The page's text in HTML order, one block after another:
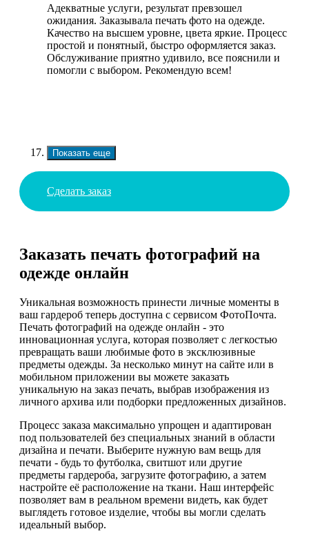
Адекватные услуги, результат превзошел
ожидания. Заказывала печать фото на одежде.
Качество на высшем уровне, цвета яркие. Процесс
простой и понятный, быстро оформляется заказ.
Обслуживание приятно удивило, все пояснили и
помогли с выбором. Рекомендую всем!
Показать еще
Сделать заказ
Заказать печать фотографий на
одежде онлайн
Уникальная возможность принести личные моменты в
ваш гардероб теперь доступна с сервисом ФотоПочта.
Печать фотографий на одежде онлайн - это
инновационная услуга, которая позволяет с легкостью
превращать ваши любимые фото в эксклюзивные
предметы одежды. За несколько минут на сайте или в
мобильном приложении вы можете заказать
уникальную на заказ печать, выбрав изображения из
личного архива или подборки предложенных дизайнов.
Процесс заказа максимально упрощен и адаптирован
под пользователей без специальных знаний в области
дизайна и печати. Выберите нужную вам вещь для
печати - будь то футболка, свитшот или другие
предметы гардероба, загрузите фотографию, а затем
настройте её расположение на ткани. Наш интерфейс
позволяет вам в реальном времени видеть, как будет
выглядеть готовое изделие, чтобы вы могли сделать
идеальный выбор.